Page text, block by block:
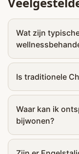
Wat zijn
Is traditionele
Waar kan ik
bijwonen?